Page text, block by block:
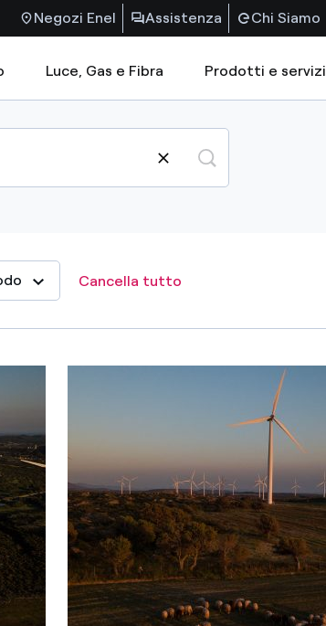
Negozi Enel Assistenza Chi Siamo
Luce, Gas e Fibra Prodotti e servizi
Applicare
Feb
May
Jul Aug
Oct Nov
Cancella tutto